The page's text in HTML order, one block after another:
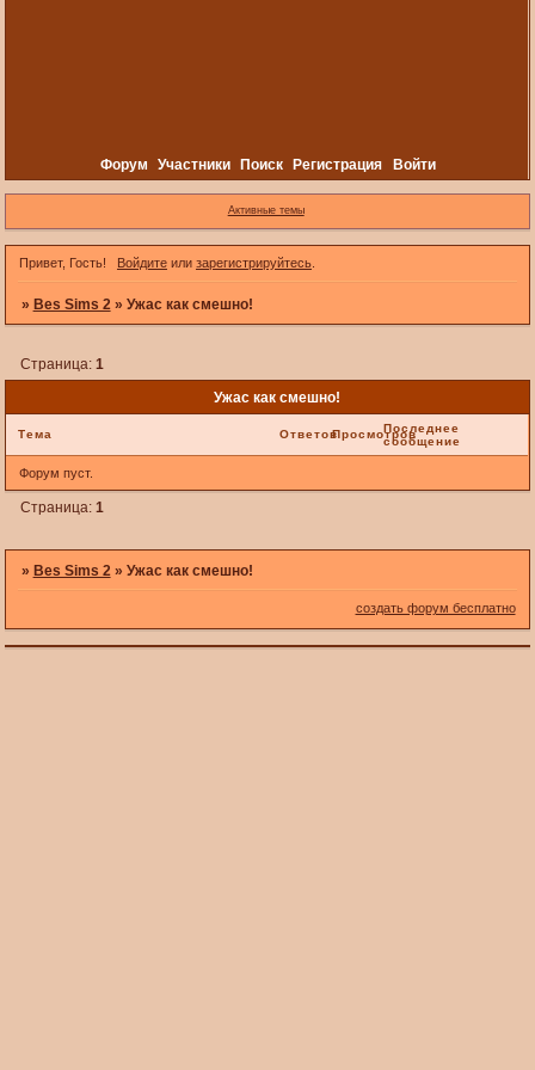
Форум Участники Поиск Регистрация Войти
Активные темы
Привет, Гость! Войдитеили зарегистрируйтесь.
» Bes Sims 2 » Ужас как смешно!
Ужас как смешно!
Страница: 1
Тема ОтветовПросмотровПоследнее
сообщение
Форум пуст.
Страница: 1
» Bes Sims 2 » Ужас как смешно!
создать форум бесплатно